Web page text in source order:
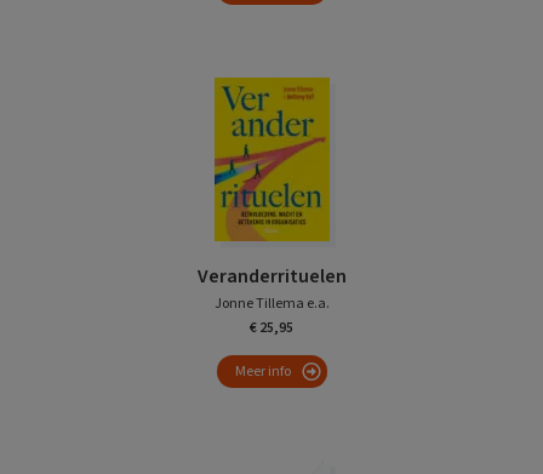
Veranderrituelen
Jonne Tillema e.a.
€ 25,95
Meer info